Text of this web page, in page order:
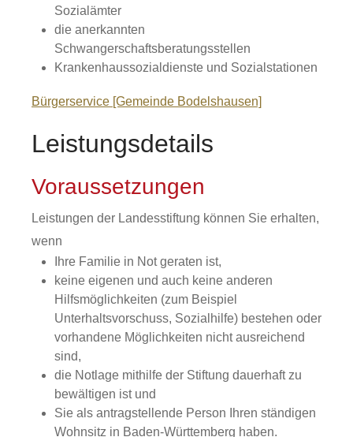
Sozialämter
die anerkannten
Schwangerschaftsberatungsstellen
Krankenhaussozialdienste und Sozialstationen
Bürgerservice [Gemeinde Bodelshausen]
Leistungsdetails
Voraussetzungen
Leistungen der Landesstiftung können Sie erhalten,
wenn
Ihre Familie in Not geraten ist,
keine eigenen und auch keine anderen
Hilfsmöglichkeiten (zum Beispiel
Unterhaltsvorschuss, Sozialhilfe) bestehen oder
vorhandene Möglichkeiten nicht ausreichend
sind,
die Notlage mithilfe der Stiftung dauerhaft zu
bewältigen ist und
Sie als antragstellende Person Ihren ständigen
Wohnsitz in Baden-Württemberg haben.